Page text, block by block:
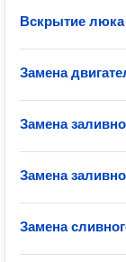
Вскрытие
Замена
Замена
Замена
Замена